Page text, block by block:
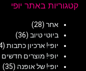
קטגוריות באתר יופי
אחר (28)
ביוטי טיוב (36)
יופי! ארכיון כתבות (954)
יופי! מוצרים חדשים
יופי! של אופנה (35)